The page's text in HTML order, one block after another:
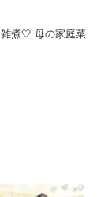
煮🤍 母の家庭菜